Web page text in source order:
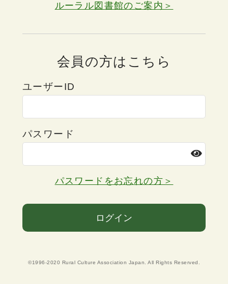
ルーラル図書館のご案内＞
会員の方はこちら
ユーザーID
パスワード
パスワードをお忘れの方＞
ログイン
©1996-2020 Rural Culture Association Japan. All Rights Reserved.